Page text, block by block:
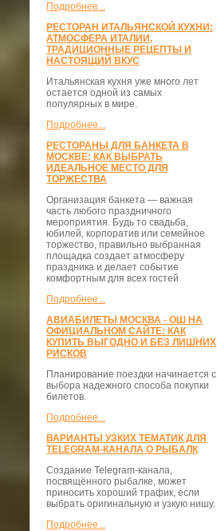
Подробнее...
РЕСТОРАН ИТАЛЬЯНСКОЙ КУХНИ:
АТМОСФЕРА ИТАЛИИ,
ТРАДИЦИОННЫЕ РЕЦЕПТЫ И
НАСТОЯЩИЙ ВКУС
Итальянская кухня уже много лет
остается одной из самых
популярных в мире.
Подробнее...
РЕСТОРАНЫ ДЛЯ БАНКЕТА В
МОСКВЕ: КАК ВЫБРАТЬ
ИДЕАЛЬНОЕ МЕСТО ДЛЯ
ТОРЖЕСТВА
Организация банкета — важная
часть любого праздничного
мероприятия. Будь то свадьба,
юбилей, корпоратив или семейное
торжество, правильно выбранная
площадка создает атмосферу
праздника и делает событие
комфортным для всех гостей
Подробнее...
АВИАБИЛЕТЫ МОСКВА - ОШ НА
ОФИЦИАЛЬНОМ САЙТЕ: КАК
КУПИТЬ ВЫГОДНО И БЕЗ ЛИШНИХ
РИСКОВ
Планирование поездки начинается с
выбора надежного способа покупки
билетов.
Подробнее...
ВАРИАНТЫ УЗКИХ ТЕМАТИК ДЛЯ
TELEGRAM-КАНАЛА О РЫБАЛК
Создание Telegram-канала,
посвящённого рыбалке, может
приносить хороший трафик, если
выбрать оригинальную и узкую нишу.
Подробнее...